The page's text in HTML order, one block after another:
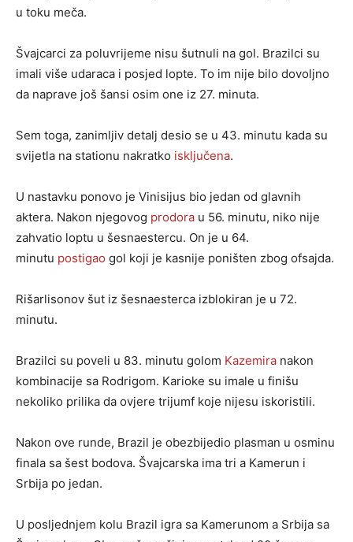
u toku meča.
Švajcarci za poluvrijeme nisu šutnuli na gol. Brazilci su
imali više udaraca i posjed lopte. To im nije bilo dovoljno
da naprave još šansi osim one iz 27. minuta.
Sem toga, zanimljiv detalj desio se u 43. minutu kada su
svijetla na stationu nakratko isključena.
U nastavku ponovo je Vinisijus bio jedan od glavnih
aktera. Nakon njegovog prodora u 56. minutu, niko nije
zahvatio loptu u šesnaestercu. On je u 64.
minutu postigao gol koji je kasnije poništen zbog ofsajda.
Rišarlisonov šut iz šesnaesterca izblokiran je u 72.
minutu.
Brazilci su poveli u 83. minutu golom Kazemira nakon
kombinacije sa Rodrigom. Karioke su imale u finišu
nekoliko prilika da ovjere trijumf koje nijesu iskoristili.
Nakon ove runde, Brazil je obezbijedio plasman u osminu
finala sa šest bodova. Švajcarska ima tri a Kamerun i
Srbija po jedan.
U posljednjem kolu Brazil igra sa Kamerunom a Srbija sa